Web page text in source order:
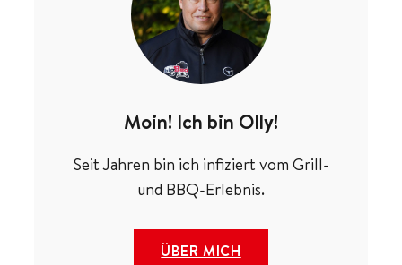
Moin! Ich bin Olly!
Seit Jahren bin ich infiziert vom Grill-
und BBQ-Erlebnis.
ÜBER MICH